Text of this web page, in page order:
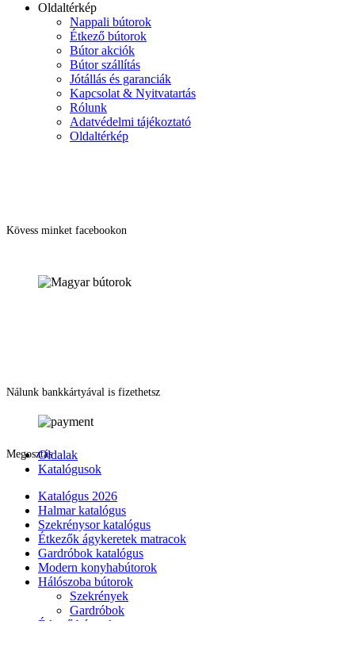
Oldaltérkép
Nappali bútorok
Étkező bútorok
Bútor akciók
Bútor szállítás
Jótállás és garanciák
Kapcsolat & Nyitvatartás
Rólunk
Adatvédelmi tájékoztató
Oldaltérkép
Kövess minket facebookon
Nálunk bankkártyával is fizethetsz
MegosztásOldalak
Katalógusok
Katalógus 2026
Halmar katalógus
Szekrénysor katalógus
Étkezők ágykeretek matracok
Gardróbok katalógus
Modern konyhabútorok
Hálószoba bútorok
Szekrények
Gardróbok
Étkező bútorok